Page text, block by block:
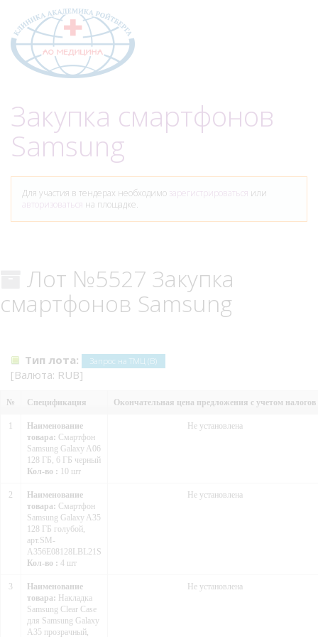
Закупка смартфонов
Samsung
Для участия в тендерах необходимо зарегистрироваться или
авторизоваться на площадке.
Лот №5527 Закупка
смартфонов Samsung
Тип лота: Запрос на ТМЦ (В)
[Валюта: RUB]
№ Спецификация Окончательная цена предложения с учетом налогов
Наименование
товара: Смартфон
Samsung Galaxy A06
128 ГБ, 6 ГБ черный
Кол-во : 10 шт
Не установлена
2
Наименование
товара: Смартфон
Samsung Galaxy A35
128 ГБ голубой,
арт.SM-
A356E08128LBL21S
Кол-во : 4 шт
Не установлена
3
Наименование
товара: Накладка
Samsung Clear Case
для Samsung Galaxy
A35 прозрачный,
Не установлена